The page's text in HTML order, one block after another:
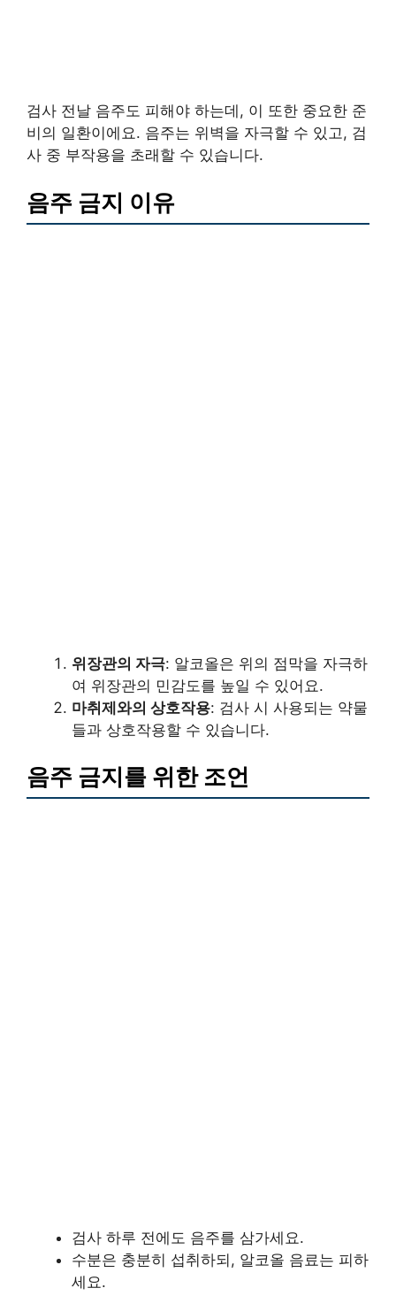
검사 전날 음주도 피해야 하는데, 이 또한 중요한 준
비의 일환이에요. 음주는 위벽을 자극할 수 있고, 검
사 중 부작용을 초래할 수 있습니다.
음주 금지 이유
위장관의 자극: 알코올은 위의 점막을 자극하
여 위장관의 민감도를 높일 수 있어요.
마취제와의 상호작용: 검사 시 사용되는 약물
들과 상호작용할 수 있습니다.
음주 금지를 위한 조언
검사 하루 전에도 음주를 삼가세요.
수분은 충분히 섭취하되, 알코올 음료는 피하
세요.